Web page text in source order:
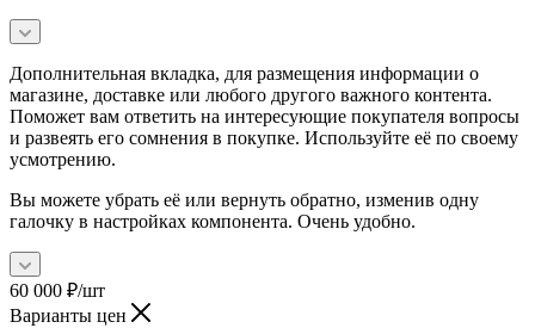
Дополнительная вкладка, для размещения информации о
магазине, доставке или любого другого важного контента.
Поможет вам ответить на интересующие покупателя вопросы
и развеять его сомнения в покупке. Используйте её по своему
усмотрению.
Вы можете убрать её или вернуть обратно, изменив одну
галочку в настройках компонента. Очень удобно.
60 000 ₽/шт
Варианты цен